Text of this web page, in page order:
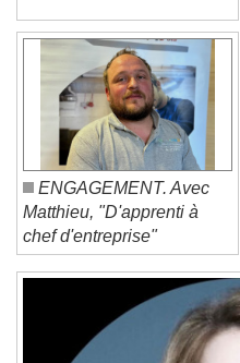
Text Edge Style
Font Family
Reset
Done
Close Modal Dialog
End of dialog window.
ENGAGEMENT. Avec
Matthieu, "D'apprenti à
chef d'entreprise"